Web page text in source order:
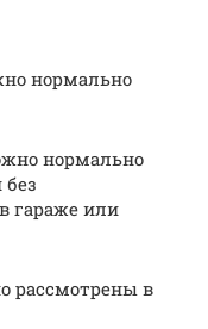
нормально
нормально
гараже или
рассмотрены в